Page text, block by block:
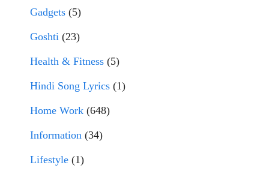
Gadgets (5)
Goshti (23)
Health & Fitness (5)
Hindi Song Lyrics (1)
Home Work (648)
Information (34)
Lifestyle (1)